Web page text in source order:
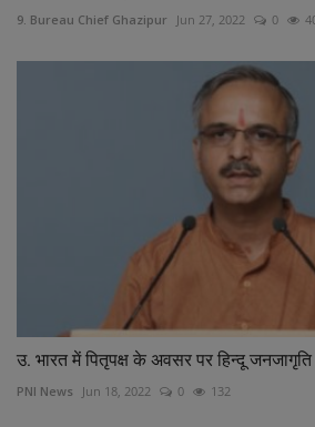
9. Bureau Chief Ghazipur Jun 27, 2022 0
उ. भारत में पितृपक्ष के अवसर पर हिन्दू जनजागृति
PNI News Jun 18, 2022 0 132